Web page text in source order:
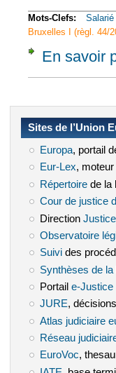
Mots-Clefs: Salarié
Bruxelles I (règl. 44/
En savoir
Sites de l’Union
Europa(le lien est
, portail
Eur-Lex(le lien
,
Répertoire(le
de la
Cour de justice
Direction Justice
Observatoire
Suivi(le lien est
des
Synthèses de la
Portail e-Justice
JURE(le lien est
,
Atlas judiciaire
Réseau
EuroVoc(le lien
,